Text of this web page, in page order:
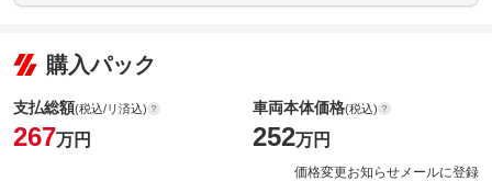
購入パック
支払総額(税込/リ済込)
267万円
車両本体価格(税込)
252万円
価格変更お知らせメールに登録